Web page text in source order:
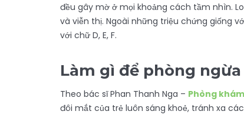
đều gây mờ ở mọi khoảng cách tầm nhìn.
và viễn thị. Ngoài những triệu chứng giống
với chữ D, E, F.
Làm gì để phòng
Theo bác sĩ Phan Thanh Nga – Phòng
đôi mắt của trẻ luôn sáng khoẻ, tránh xa